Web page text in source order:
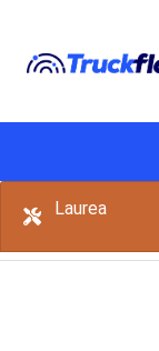
Laurea